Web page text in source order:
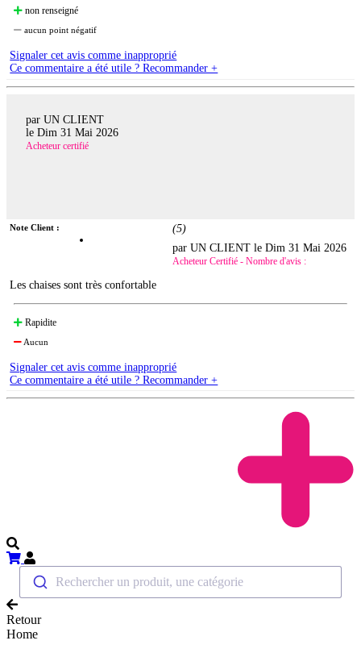
non renseigné
aucun point négatif
Signaler cet avis comme inapproprié
Ce commentaire a été utile ? Recommander +
par UN CLIENT
le Dim 31 Mai 2026
Acheteur certifié
Note Client : (5)
par UN CLIENT leDim 31 Mai 2026
Acheteur Certifié - Nombre d'avis :
Les chaises sont très confortable
Rapidite
Aucun
Signaler cet avis comme inapproprié
Ce commentaire a été utile ? Recommander +
Rechercher un produit, une catégorie
Retour
Home